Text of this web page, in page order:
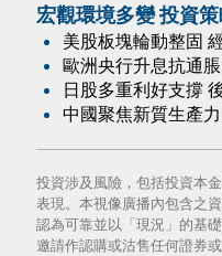
宏觀環境多變 投資
美股板塊輪動整固
歐洲央行升息抗通
日股多重利好支撐
中國聚焦新質生產
投資涉及風險，包括投資本
表現。本視像廣播內包含之
認為可靠並以「現況」的基
邀請作認購或沽售任何證券或